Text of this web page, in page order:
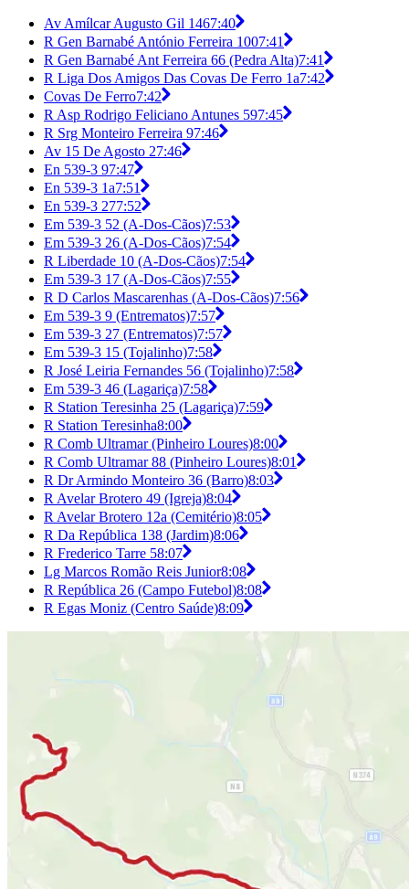
Av Amílcar Augusto Gil 1467:40
R Gen Barnabé António Ferreira 1007:41
R Gen Barnabé Ant Ferreira 66 (Pedra Alta)7:41
R Liga Dos Amigos Das Covas De Ferro 1a7:42
Covas De Ferro7:42
R Asp Rodrigo Feliciano Antunes 597:45
R Srg Monteiro Ferreira 97:46
Av 15 De Agosto 27:46
En 539-3 97:47
En 539-3 1a7:51
En 539-3 277:52
Em 539-3 52 (A-Dos-Cãos)7:53
Em 539-3 26 (A-Dos-Cãos)7:54
R Liberdade 10 (A-Dos-Cãos)7:54
Em 539-3 17 (A-Dos-Cãos)7:55
R D Carlos Mascarenhas (A-Dos-Cãos)7:56
Em 539-3 9 (Entrematos)7:57
Em 539-3 27 (Entrematos)7:57
Em 539-3 15 (Tojalinho)7:58
R José Leiria Fernandes 56 (Tojalinho)7:58
Em 539-3 46 (Lagariça)7:58
R Station Teresinha 25 (Lagariça)7:59
R Station Teresinha8:00
R Comb Ultramar (Pinheiro Loures)8:00
R Comb Ultramar 88 (Pinheiro Loures)8:01
R Dr Armindo Monteiro 36 (Barro)8:03
R Avelar Brotero 49 (Igreja)8:04
R Avelar Brotero 12a (Cemitério)8:05
R Da República 138 (Jardim)8:06
R Frederico Tarre 58:07
Lg Marcos Romão Reis Junior8:08
R República 26 (Campo Futebol)8:08
R Egas Moniz (Centro Saúde)8:09